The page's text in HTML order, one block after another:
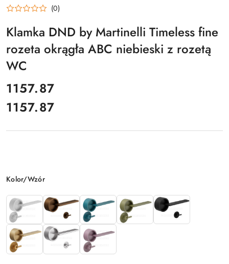
(0)
Klamka DND by Martinelli Timeless fine
rozeta okrągła ABC niebieski z rozetą
WC
cena:
1157.87
Cena:
1157.87
Wariant
Kolor/Wzór